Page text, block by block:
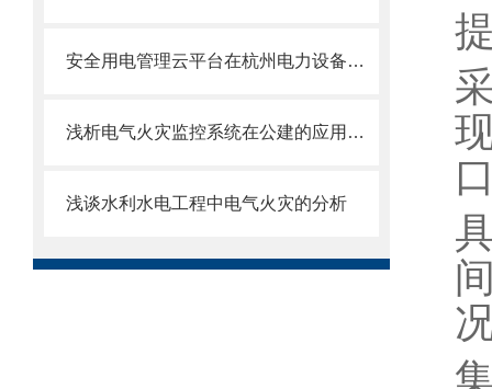
安全用电管理云平台在杭州电力设备有限公司的应用
浅析电气火灾监控系统在公建的应用方案
浅谈水利水电工程中电气火灾的分析